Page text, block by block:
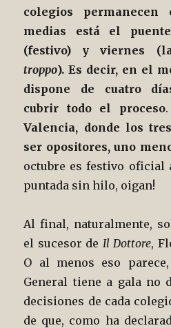
colegios permanecen
medias está el
(festivo) y viernes
troppo). Es decir, en el
dispone de cuatro
cubrir todo el proceso.
Valencia, donde los
ser opositores, uno
octubre es festivo oficial
puntada sin hilo, oigan!
Al final, naturalmente,
el sucesor de Il Dottore,
O al menos eso
General tiene a gala no
decisiones de cada
de que, como ha